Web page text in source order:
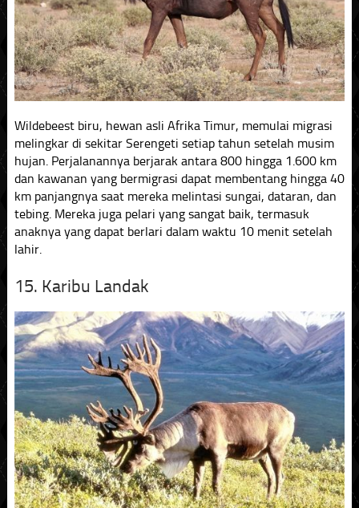
Wildebeest biru, hewan asli Afrika Timur, memulai migrasi
melingkar di sekitar Serengeti setiap tahun setelah musim
hujan. Perjalanannya berjarak antara 800 hingga 1.600 km
dan kawanan yang bermigrasi dapat membentang hingga 40
km panjangnya saat mereka melintasi sungai, dataran, dan
tebing. Mereka juga pelari yang sangat baik, termasuk
anaknya yang dapat berlari dalam waktu 10 menit setelah
lahir.
15. Karibu Landak